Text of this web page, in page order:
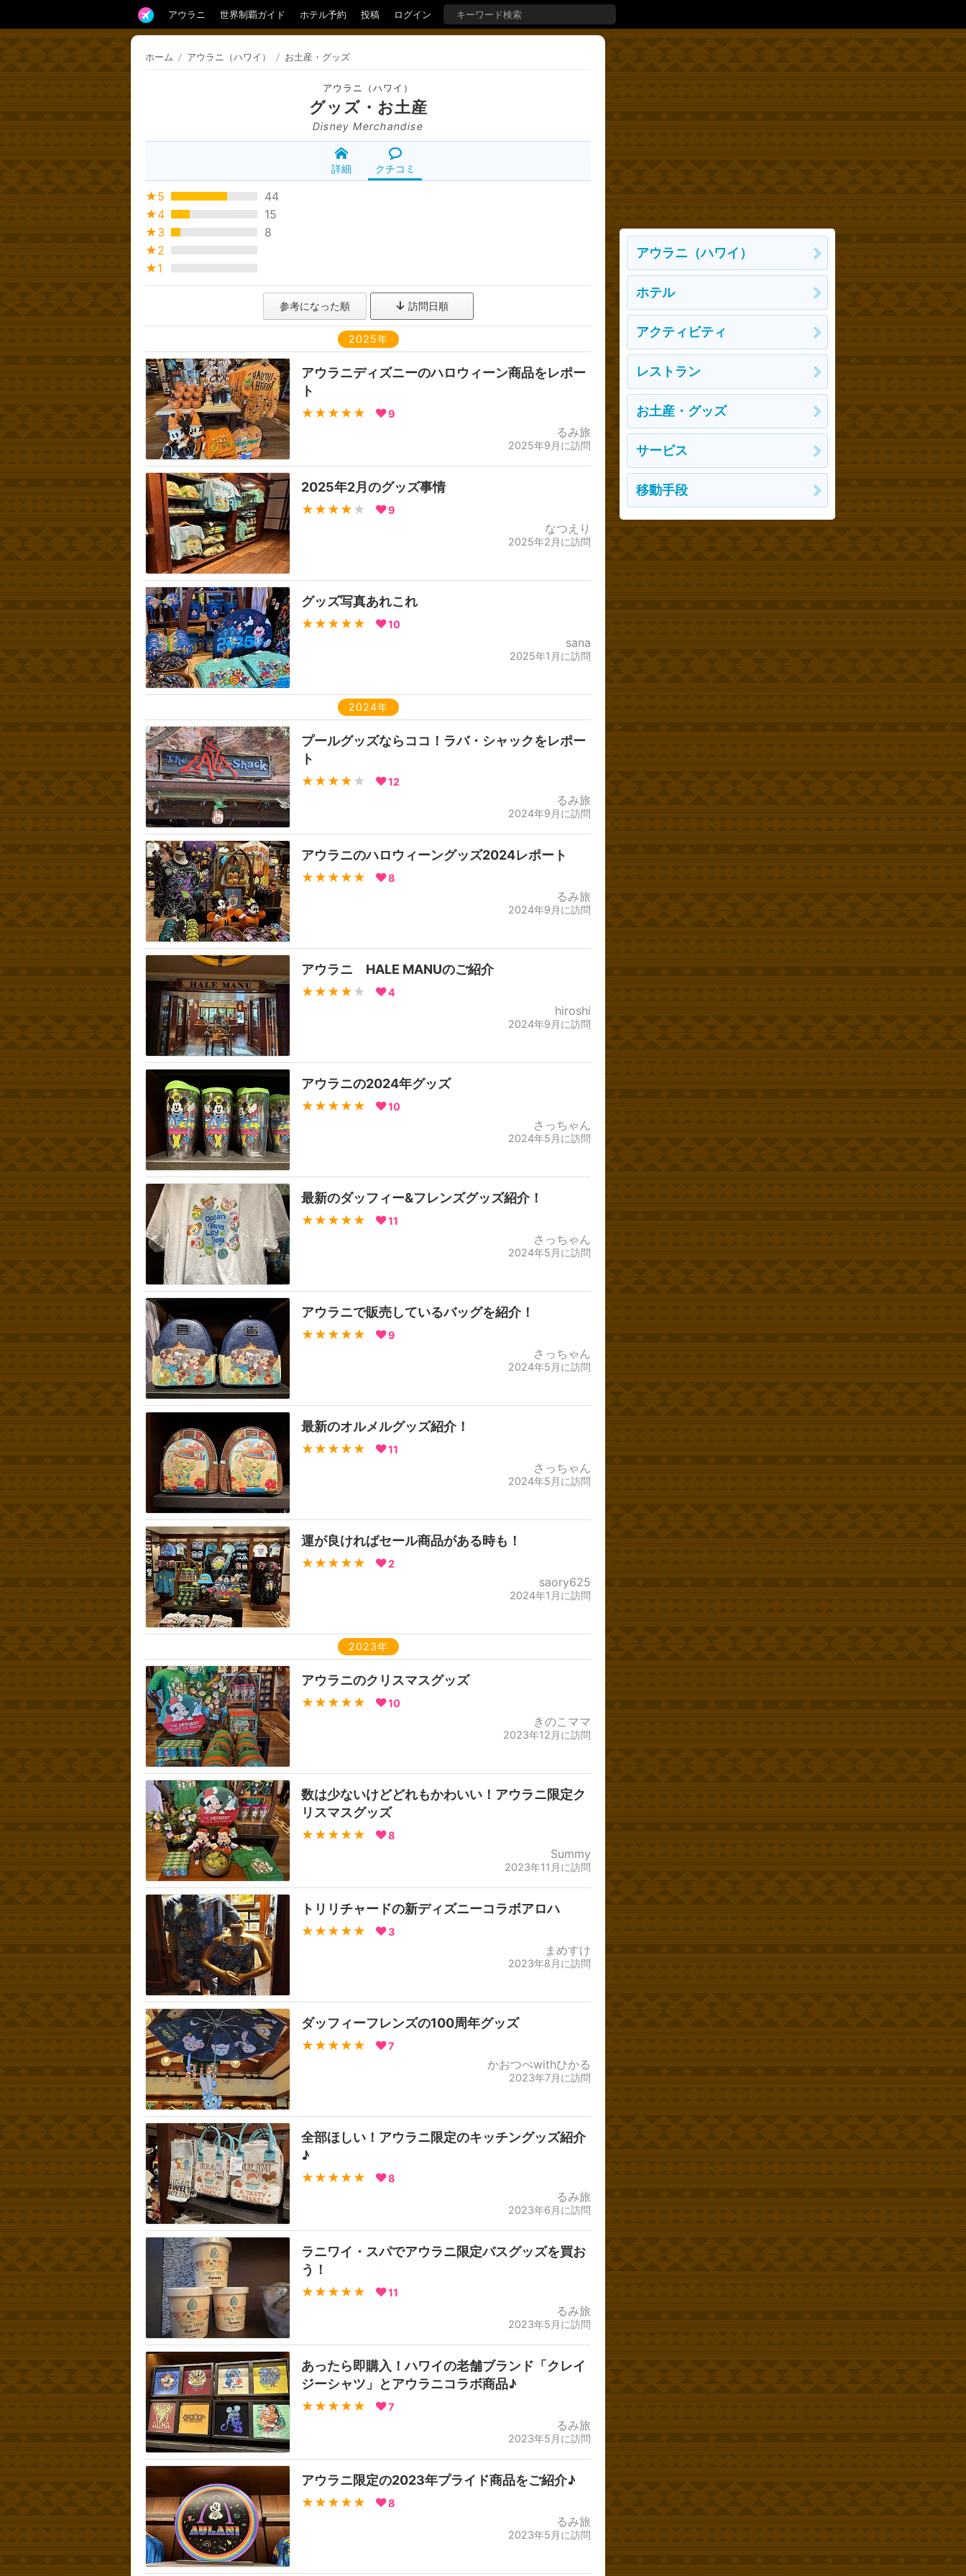
アウラニ 世界制覇ガイド ホテル予約 投稿 ログイン
ホーム / アウラニ（ハワイ） / お土産・グッズ
アウラニ（ハワイ）
グッズ・お土産
Disney Merchandise
詳細 クチコミ
★5
44
★4
15
★3
8
★2
★1
参考になった順 訪問日順
2025年
アウラニディズニーのハロウィーン商品をレポー
ト
★★★★★ 9
るみ旅
2025年9月に訪問
2025年2月のグッズ事情
★★★★ ★ 9
なつえり
2025年2月に訪問
グッズ写真あれこれ
★★★★★ 10
sana
2025年1月に訪問
2024年
プールグッズならココ！ラバ・シャックをレポー
ト
★★★★ ★ 12
るみ旅
2024年9月に訪問
アウラニのハロウィーングッズ2024レポート
★★★★★ 8
るみ旅
2024年9月に訪問
アウラニ HALE MANUのご紹介
★★★★ ★ 4
hiroshi
2024年9月に訪問
アウラニの2024年グッズ
★★★★★ 10
さっちゃん
2024年5月に訪問
最新のダッフィー&フレンズグッズ紹介！
★★★★★ 11
さっちゃん
2024年5月に訪問
アウラニで販売しているバッグを紹介！
★★★★★ 9
さっちゃん
2024年5月に訪問
最新のオルメルグッズ紹介！
★★★★★ 11
さっちゃん
2024年5月に訪問
運が良ければセール商品がある時も！
★★★★★ 2
saory625
2024年1月に訪問
2023年
アウラニのクリスマスグッズ
★★★★★ 10
きのこママ
2023年12月に訪問
数は少ないけどどれもかわいい！アウラニ限定ク
リスマスグッズ
★★★★★ 8
Summy
2023年11月に訪問
トリリチャードの新ディズニーコラボアロハ
★★★★★ 3
まめすけ
2023年8月に訪問
ダッフィーフレンズの100周年グッズ
★★★★★ 7
かおつぺwithひかる
2023年7月に訪問
全部ほしい！アウラニ限定のキッチングッズ紹介
♪
★★★★★ 8
るみ旅
2023年6月に訪問
ラニワイ・スパでアウラニ限定バスグッズを買お
う！
★★★★★ 11
るみ旅
2023年5月に訪問
あったら即購入！ハワイの老舗ブランド「クレイ
ジーシャツ」とアウラニコラボ商品♪
★★★★★ 7
るみ旅
2023年5月に訪問
アウラニ限定の2023年プライド商品をご紹介♪
★★★★★ 8
るみ旅
2023年5月に訪問
アウラニ（ハワイ）
ホテル
アクティビティ
レストラン
お土産・グッズ
サービス
移動手段